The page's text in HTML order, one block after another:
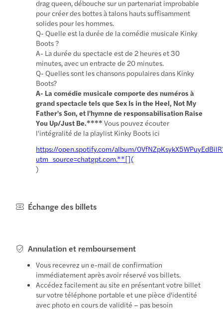
drag queen, débouche sur un partenariat improbable
pour créer des bottes à talons hauts suffisamment
solides pour les hommes.
Q- Quelle est la durée de la comédie musicale Kinky
Boots ?
A- La durée du spectacle est de 2 heures et 30
minutes, avec un entracte de 20 minutes.
Q- Quelles sont les chansons populaires dans Kinky
Boots?
A- La comédie musicale comporte des numéros à
grand spectacle tels que Sex Is in the Heel, Not My
Father's Son, et l'hymne de responsabilisation Raise
You Up/Just Be.**** Vous pouvez écouter
l'intégralité de la playlist Kinky Boots ici
https://open.spotify.com/album/
utm_source=chatgpt.com.**[](
)
Échange des billets
Annulation et remboursement
Vous recevrez un e-mail de confirmation
immédiatement après avoir réservé vos billets.
Accédez facilement au site en présentant votre billet
sur votre téléphone portable et une pièce d'identité
avec photo en cours de validité – pas besoin